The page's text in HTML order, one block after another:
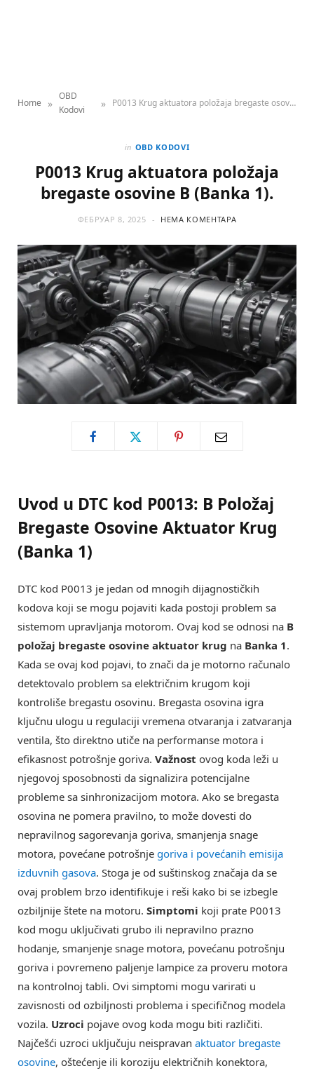
Home »
OBD
Kodovi
» P0013 Krug aktuatora položaja bregaste osovine B (Banka 1).
in OBD KODOVI
P0013 Krug aktuatora položaja
bregaste osovine B (Banka 1).
ФЕБРУАР 8, 2025 НЕМА КОМЕНТАРА
Uvod u DTC kod P0013: B Položaj
Bregaste Osovine Aktuator Krug
(Banka 1)
DTC kod P0013 je jedan od mnogih dijagnostičkih
kodova koji se mogu pojaviti kada postoji problem sa
sistemom upravljanja motorom. Ovaj kod se odnosi na B
položaj bregaste osovine aktuator krug na Banka 1.
Kada se ovaj kod pojavi, to znači da je motorno računalo
detektovalo problem sa električnim krugom koji
kontroliše bregastu osovinu. Bregasta osovina igra
ključnu ulogu u regulaciji vremena otvaranja i zatvaranja
ventila, što direktno utiče na performanse motora i
efikasnost potrošnje goriva. Važnost ovog koda leži u
njegovoj sposobnosti da signalizira potencijalne
probleme sa sinhronizacijom motora. Ako se bregasta
osovina ne pomera pravilno, to može dovesti do
nepravilnog sagorevanja goriva, smanjenja snage
motora, povećane potrošnje goriva i povećanih emisija
izduvnih gasova. Stoga je od suštinskog značaja da se
ovaj problem brzo identifikuje i reši kako bi se izbegle
ozbiljnije štete na motoru. Simptomi koji prate P0013
kod mogu uključivati grubo ili nepravilno prazno
hodanje, smanjenje snage motora, povećanu potrošnju
goriva i povremeno paljenje lampice za proveru motora
na kontrolnoj tabli. Ovi simptomi mogu varirati u
zavisnosti od ozbiljnosti problema i specifičnog modela
vozila. Uzroci pojave ovog koda mogu biti različiti.
Najčešći uzroci uključuju neispravan aktuator bregaste
osovine, oštećenje ili koroziju električnih konektora,